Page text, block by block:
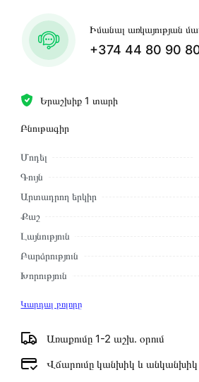
Երաշխիք 1 տարի
Բնութագիր
Մոդել
Գույն
Արտադրող երկիր
Քաշ
Լայնություն
Բարձրություն
Խորություն
Կարդալ բոլորը
Առաքումը 1-2 աշխ․ օրում
Վճարումը կանխիկ և անկանխիկ
Իմանալ առկայության
+374 44 80 90